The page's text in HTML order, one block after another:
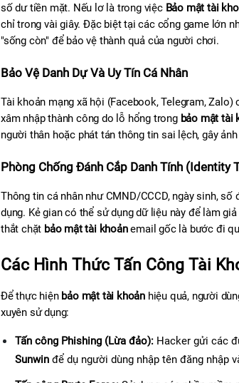
số dư tiền mặt. Nếu lơ là trong việc Bảo mật tài
chỉ trong vài giây. Đặc biệt tại các cổng game lớn
"sống còn" để bảo vệ thành quả của người chơi.
Bảo Vệ Danh Dự Và Uy Tín Cá Nhân
Tài khoản mạng xã hội (Facebook, Telegram,
xâm nhập thành công do lỗ hổng trong bảo mật tài
người thân hoặc phát tán thông tin sai lệch, gây
Phòng Chống Đánh Cắp Danh Tính (Identity
Thông tin cá nhân như CMND/CCCD, ngày sinh,
dụng. Kẻ gian có thể sử dụng dữ liệu này để làm
thắt chặt bảo mật tài khoản email gốc là bước đi
Các Hình Thức Tấn Công Tài
Để thực hiện bảo mật tài khoản hiệu quả, người
xuyên sử dụng:
Tấn công Phishing (Lừa đảo):
Sunwin để dụ người dùng nhập tên đăng nhập